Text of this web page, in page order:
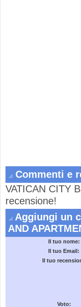
Commenti e
VATICAN CITY
recensione!
Aggiungi un
AND
Il tuo nome:
Il tuo Email:
Il tuo
Voto: